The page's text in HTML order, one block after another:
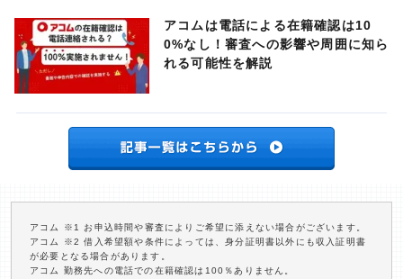
アコムは電話による在籍確認は10
0%なし！審査への影響や周囲に知ら
れる可能性を解説
アコム ※1 お申込時間や審査によりご希望に添えない場合がございます。
アコム ※2 借入希望額や条件によっては、身分証明書以外にも収入証明書
が必要となる場合があります。
アコム 勤務先への電話での在籍確認は100％ありません。